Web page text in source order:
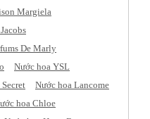
Margiela
De Marly
Nước hoa YSL
Nước hoa Lancome
hoa Chloe